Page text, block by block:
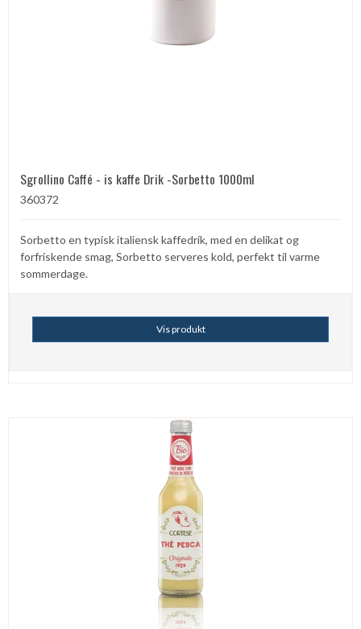
Sgrollino Caffé - is kaffe Drik -Sorbetto 1000ml
360372
Sorbetto en typisk italiensk kaffedrik, med en delikat og
forfriskende smag, Sorbetto serveres kold, perfekt til varme
sommerdage.
Vis produkt